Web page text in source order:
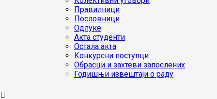
Правилници
Пословници
Одлуке
Акта студенти
Остала акта
Конкурсни поступци
Обрасци и захтеви запослених
Годишњи извештаји о раду